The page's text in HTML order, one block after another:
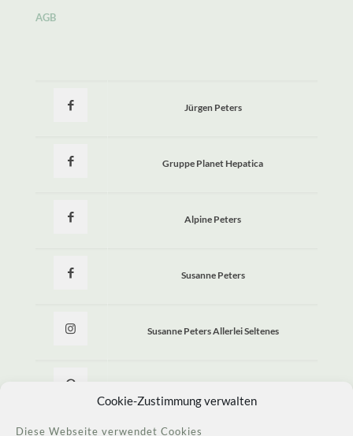
Cookie-Zustimmung verwalten
Diese Webseite verwendet Cookies
AGB
Jürgen Peters
Gruppe Planet Hepatica
Alpine Peters
Susanne Peters
Susanne Peters Allerlei Seltenes